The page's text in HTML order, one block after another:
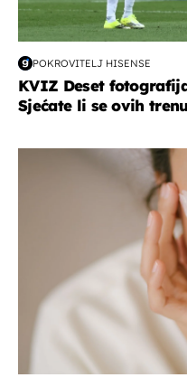
POKROVITELJ HISENSE
KVIZ Deset
Sjećate li se ovih
moda & ljepota